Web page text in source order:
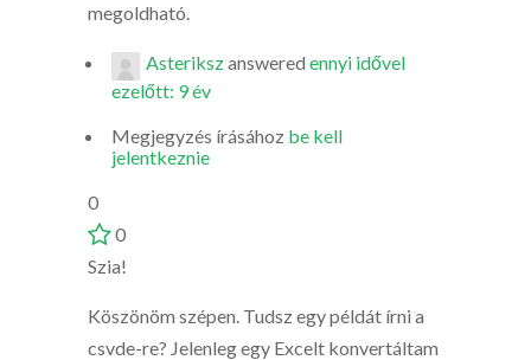
megoldható.
Asterikszanswered ennyi idővel
ezelőtt: 9 év
Megjegyzés írásához be kell
jelentkeznie
0
0
Szia!
Köszönöm szépen. Tudsz egy példát írni a
csvde-re? Jelenleg egy Excelt konvertáltam